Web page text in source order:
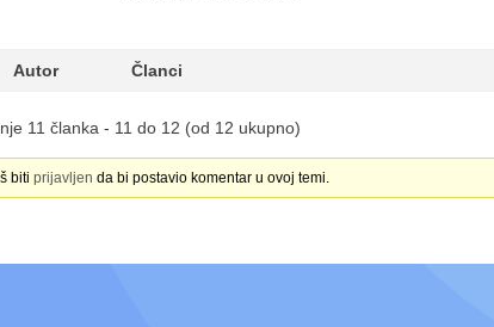
Autor Članci
11 članka - 11 do 12 (od 12 ukupno)
bitiprijavljen da bi postavio komentar u ovoj temi.